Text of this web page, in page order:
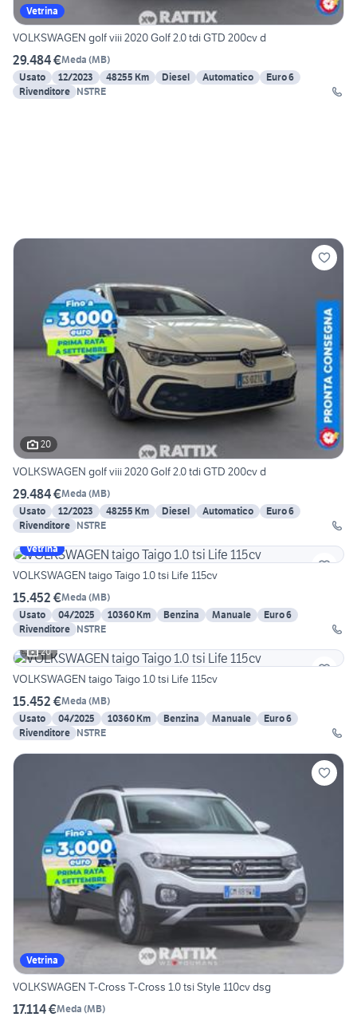
Vetrina
VOLKSWAGEN golf viii 2020 Golf 2.0 tdi GTD 200cv d
29.484 €Meda (MB)
Usato
12/2023 48255 Km Diesel Automatico
Euro 6
Rivenditore NSTRE
20
VOLKSWAGEN golf viii 2020 Golf 2.0 tdi GTD 200cv d
29.484 €Meda (MB)
Usato
12/2023 48255 Km Diesel Automatico
Euro 6
Rivenditore NSTRE
Vetrina
VOLKSWAGEN taigo Taigo 1.0 tsi Life 115cv
15.452 €Meda (MB)
Usato
04/2025 10360 Km Benzina Manuale
Euro 6
Rivenditore NSTRE
20
VOLKSWAGEN taigo Taigo 1.0 tsi Life 115cv
15.452 €Meda (MB)
Usato
04/2025 10360 Km Benzina Manuale
Euro 6
Rivenditore NSTRE
Vetrina
VOLKSWAGEN T-Cross T-Cross 1.0 tsi Style 110cv dsg
17.114 €Meda (MB)